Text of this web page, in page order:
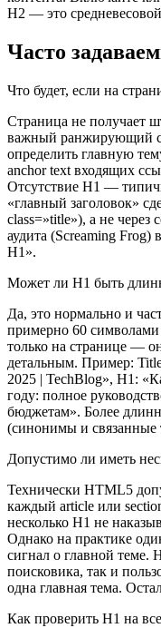
H2 — это
Часто
Что будет, если на
Страница не получает
важный ранжирующий
определить главную
anchor text входящих
Отсутствие H1 —
«главный заголовок»
class=»title»), а не через
аудита (Screaming
H1».
Может ли H1 быть
Да, это нормально и
примерно 60 символами
только на странице —
детальным. Пример:
2025 | TechBlog», H1:
году: полное
бюджетам». Более
(синонимы и связанные
Допустимо ли иметь
Технически HTML5
каждый article или
несколько H1 не
Однако на практике
сигнал о главной теме.
поисковика, так и
одна главная тема.
Как проверить H1 на